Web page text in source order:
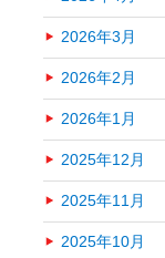
2026年3月
2026年2月
2026年1月
2025年12月
2025年11月
2025年10月